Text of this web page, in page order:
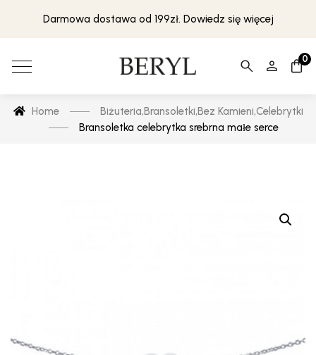
Darmowa dostawa od 199zł. Dowiedz się więcej
0
Home Biżuteria,Bransoletki,Bez Kamieni,Celebrytki
Bransoletka celebrytka srebrna małe serce